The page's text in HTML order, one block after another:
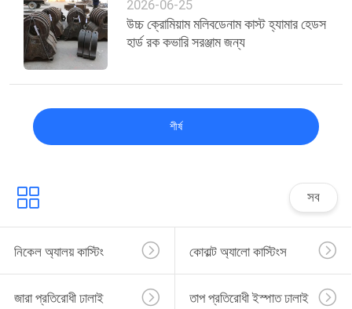
2026-06-25
উচ্চ ক্রোমিয়াম মলিবডেনাম কাস্ট হ্যামার হেডস
হার্ড রক কভারি সরঞ্জাম জন্য
শীর্ষ
সব
নিকেল অ্যালয় কাস্টিং কোবাল্ট অ্যালো কাস্টিংস
জারা প্রতিরোধী ঢালাই তাপ প্রতিরোধী ইস্পাত ঢালাই